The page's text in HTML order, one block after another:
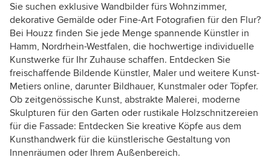
Sie suchen exklusive Wandbilder fürs Wohnzimmer,
dekorative Gemälde oder Fine-Art Fotografien für den Flur?
Bei Houzz finden Sie jede Menge spannende Künstler in
Hamm, Nordrhein-Westfalen, die hochwertige individuelle
Kunstwerke für Ihr Zuhause schaffen. Entdecken Sie
freischaffende Bildende Künstler, Maler und weitere Kunst-
Metiers online, darunter Bildhauer, Kunstmaler oder Töpfer.
Ob zeitgenössische Kunst, abstrakte Malerei, moderne
Skulpturen für den Garten oder rustikale Holzschnitzereien
für die Fassade: Entdecken Sie kreative Köpfe aus dem
Kunsthandwerk für die künstlerische Gestaltung von
Innenräumen oder Ihrem Außenbereich.